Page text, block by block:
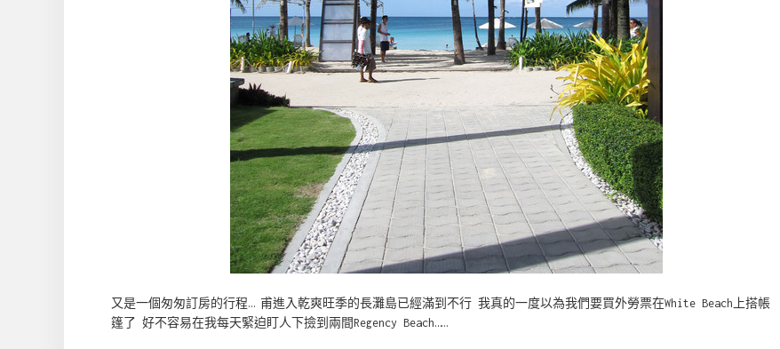
又是一個匆匆訂房的行程… 甫進入乾爽旺季的長灘島已經滿到不行 我真的一度以為我們要買外勞票在White Beach上搭帳
篷了 好不容易在我每天緊迫盯人下撿到兩間Regency Beach……